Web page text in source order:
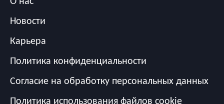
Новости
Карьера
Политика конфиденциальности
Согласие на обработку персональных данных
Политика использования файлов cookie